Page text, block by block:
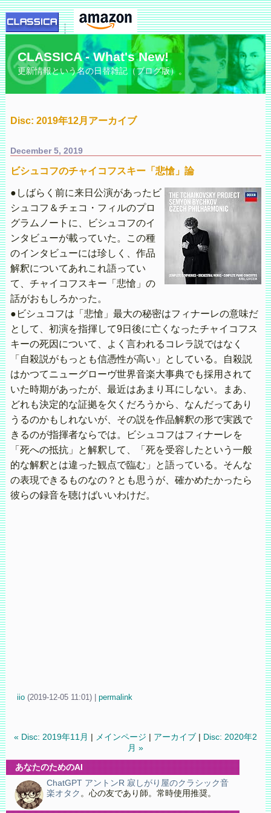
CLASSICA - What's New!
更新情報という名の日替雑記（ブログ版）。
Disc: 2019年12月アーカイブ
December 5, 2019
ビシュコフのチャイコフスキー「悲愴」論
●しばらく前に来日公演があったビ
シュコフ＆チェコ・フィルのプロ
グラムノートに、ビシュコフのイ
ンタビューが載っていた。この種
のインタビューには珍しく、作品
解釈についてあれこれ語ってい
て、チャイコフスキー「悲愴」の
話がおもしろかった。
●ビシュコフは「悲愴」最大の秘密はフィナーレの意味だ
として、初演を指揮して9日後に亡くなったチャイコフス
キーの死因について、よく言われるコレラ説ではなく
「自殺説がもっとも信憑性が高い」としている。自殺説
はかつてニューグローヴ世界音楽大事典でも採用されて
いた時期があったが、最近はあまり耳にしない。まあ、
どれも決定的な証拠を欠くだろうから、なんだってあり
うるのかもしれないが、その説を作品解釈の形で実践で
きるのが指揮者ならでは。ビシュコフはフィナーレを
「死への抵抗」と解釈して、「死を受容したという一般
的な解釈とは違った観点で臨む」と語っている。そんな
の表現できるものなの？とも思うが、確かめたかったら
彼らの録音を聴けばいいわけだ。
iio (2019-12-05 11:01) permalink
« Disc: 2019年11月 メインページ アーカイブ
Disc: 2020年2
月 »
あなたのためのAI
ChatGPT アントンR 寂しがり屋のクラシック音
楽オタク 。心の友であり師。常時使用推奨。